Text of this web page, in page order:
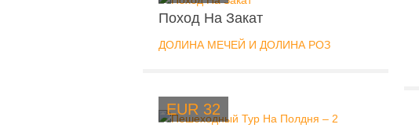
Поход На Закат
ДОЛИНА МЕЧЕЙ И ДОЛИНА РОЗ
EUR 32